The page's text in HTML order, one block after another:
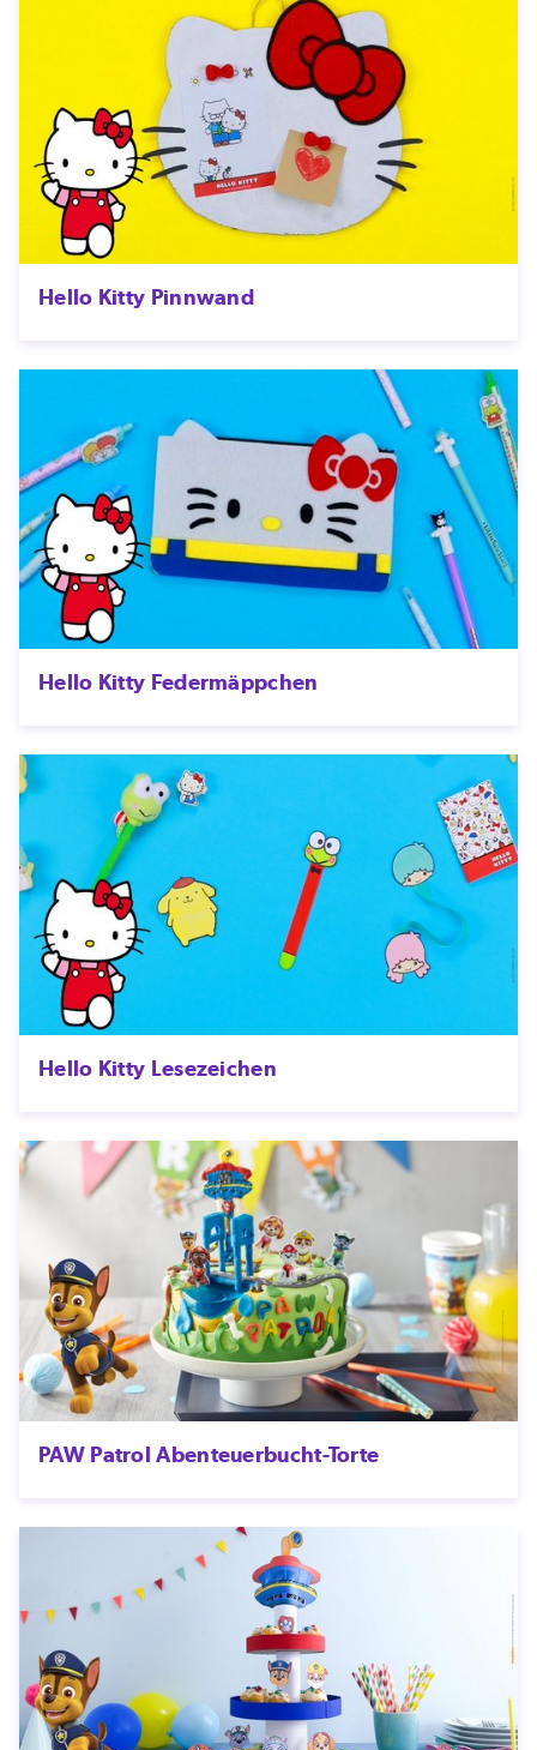
Hello Kitty Pinnwand
Hello Kitty Federmäppchen
Hello Kitty Lesezeichen
PAW Patrol Abenteuerbucht-Torte